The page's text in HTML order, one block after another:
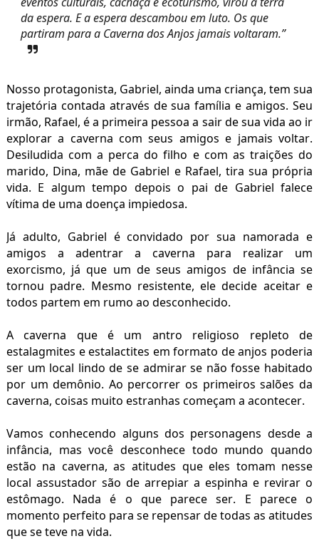
da espera. E a espera descambou em luto. Os que
partiram para a Caverna dos Anjos jamais voltaram.”
Nosso protagonista, Gabriel, ainda uma criança, tem sua
trajetória contada através de sua família e amigos. Seu
irmão, Rafael, é a primeira pessoa a sair de sua vida ao ir
explorar a caverna com seus amigos e jamais voltar.
Desiludida com a perca do filho e com as traições do
marido, Dina, mãe de Gabriel e Rafael, tira sua própria
vida. E algum tempo depois o pai de Gabriel falece
vítima de uma doença impiedosa.
Já adulto, Gabriel é convidado por sua namorada e
amigos a adentrar a caverna para realizar um
exorcismo, já que um de seus amigos de infância se
tornou padre. Mesmo resistente, ele decide aceitar e
todos partem em rumo ao desconhecido.
A caverna que é um antro religioso repleto de
estalagmites eestalactites em formato de anjos poderia
ser um local lindo de se admirar se não fosse habitado
por um demônio. Ao percorrer os primeiros salões da
caverna, coisas muito estranhas começam a acontecer.
Vamos conhecendo alguns dos personagens desde a
infância, mas você desconhece todo mundo quando
estão na caverna, as atitudes que eles tomam nesse
local assustador são de arrepiar a espinha e revirar o
estômago. Nada é o que parece ser. E parece o
momento perfeito para se repensar de todas as atitudes
que se teve na vida.